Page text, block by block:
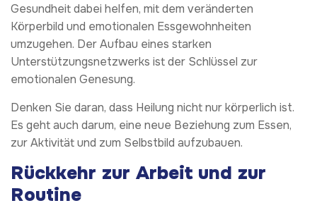
Gesundheit dabei helfen, mit dem veränderten
Körperbild und emotionalen Essgewohnheiten
umzugehen. Der Aufbau eines starken
Unterstützungsnetzwerks ist der Schlüssel zur
emotionalen Genesung.
Denken Sie daran, dass Heilung nicht nur körperlich ist.
Es geht auch darum, eine neue Beziehung zum Essen,
zur Aktivität und zum Selbstbild aufzubauen.
Rückkehr zur Arbeit und zur
Routine